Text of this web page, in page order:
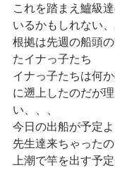
これを踏まえ鱸級
いるかもしれない、
根拠は先週の船頭
たイナっ子たち
イナっ子たちは何
に遡上したのだが
い、、、
今日の出船が予定
先生達来ちゃった
上潮で竿を出す予